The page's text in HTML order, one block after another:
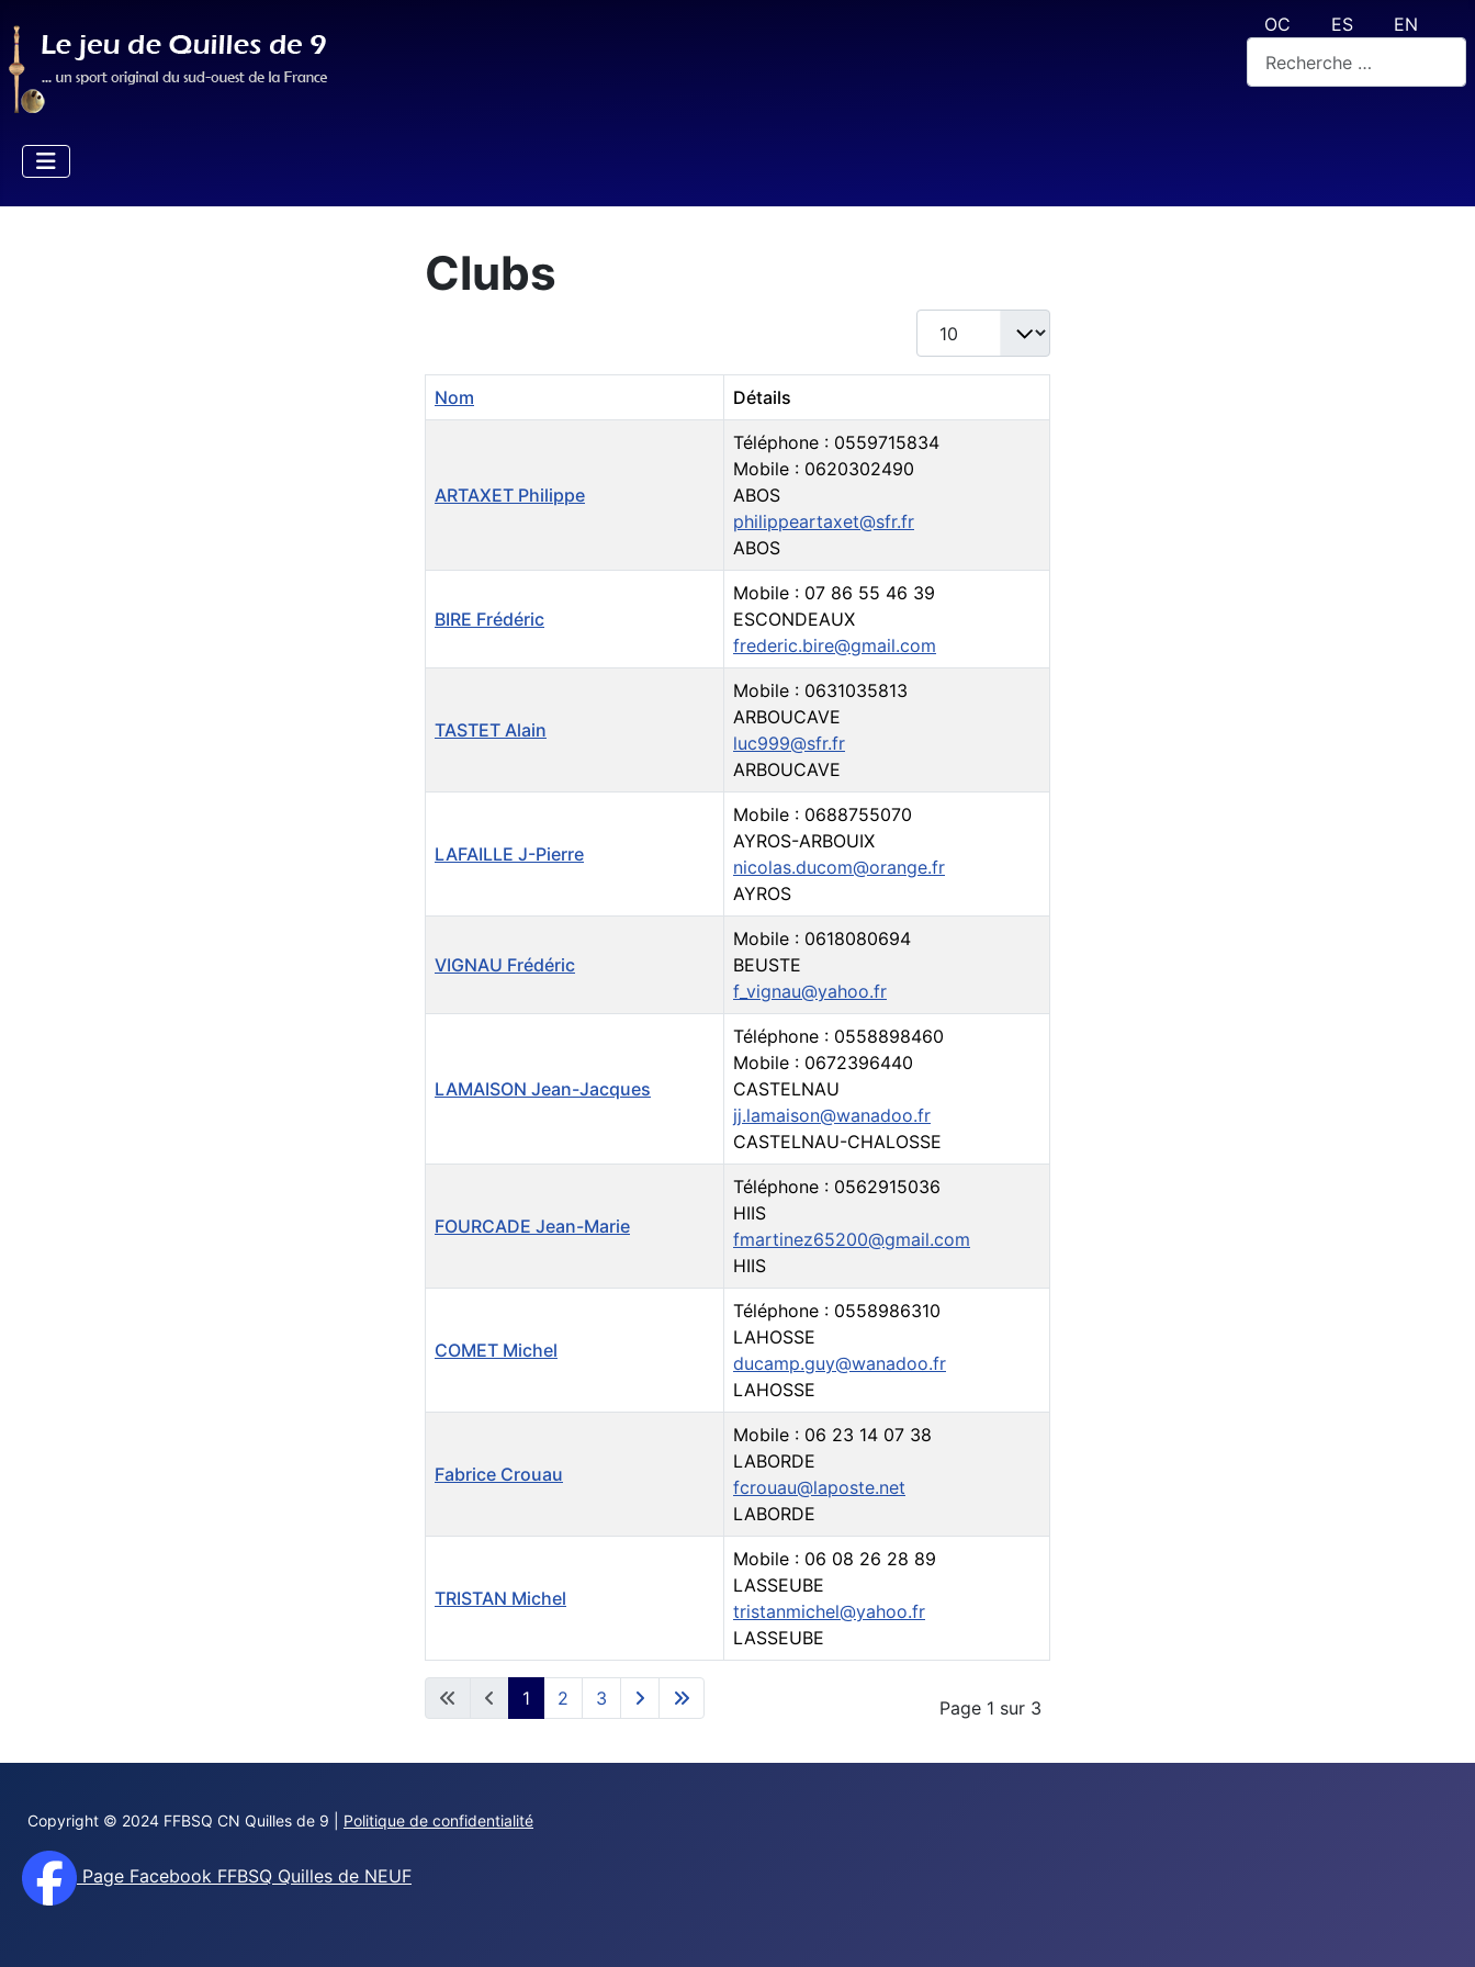
Sélectionnez votre langue
OC ES
EN
Clubs
Afficher #
Contacts,
Nom Détails
ARTAXET Philippe
Téléphone : 0559715834
Mobile : 0620302490
ABOS
philippeartaxet@sfr.fr
ABOS
BIRE Frédéric
Mobile : 07 86 55 46 39
ESCONDEAUX
frederic.bire@gmail.com
TASTET Alain
Mobile : 0631035813
ARBOUCAVE
luc999@sfr.fr
ARBOUCAVE
LAFAILLE J-Pierre
Mobile : 0688755070
AYROS-ARBOUIX
nicolas.ducom@orange.fr
AYROS
VIGNAU Frédéric
Mobile : 0618080694
BEUSTE
f_vignau@yahoo.fr
LAMAISON Jean-Jacques
Téléphone : 0558898460
Mobile : 0672396440
CASTELNAU
jj.lamaison@wanadoo.fr
CASTELNAU-CHALOSSE
FOURCADE Jean-Marie
Téléphone : 0562915036
HIIS
fmartinez65200@gmail.com
HIIS
COMET Michel
Téléphone : 0558986310
LAHOSSE
ducamp.guy@wanadoo.fr
LAHOSSE
Fabrice Crouau
Mobile : 06 23 14 07 38
LABORDE
fcrouau@laposte.net
LABORDE
TRISTAN Michel
Mobile : 06 08 26 28 89
LASSEUBE
tristanmichel@yahoo.fr
LASSEUBE
Page 1 sur 3
1 2 3
Copyright © 2024 FFBSQ CN Quilles de 9 | Politique de confidentialité
Page Facebook FFBSQ Quilles de NEUF